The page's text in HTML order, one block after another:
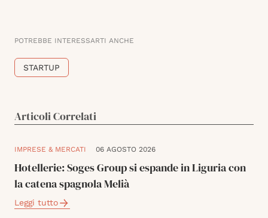
POTREBBE INTERESSARTI ANCHE
STARTUP
Articoli Correlati
IMPRESE & MERCATI 06 AGOSTO 2026
Hotellerie: Soges Group si espande in Liguria con
la catena spagnola Melià
Leggi tutto